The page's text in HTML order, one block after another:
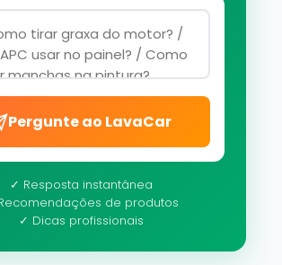
Pergunte ao LavaCar
✓ Resposta instantânea
de produtos
✓ Dicas profissionais